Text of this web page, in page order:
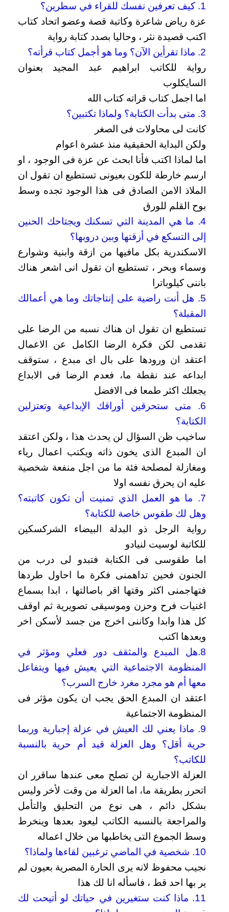
1. كيف تعرفين نفسك للقراء في سطرين؟
عزة رياض شاعرة وكاتبة قصة وعضو اتحاد كتاب
اكتب قصيدة نثر ، وحاليا بصدد كتابة رواية
2. ماذا تقرأين الآن؟
وما هو أجمل كتاب قرأته؟
رواية للكاتب ابراهيم عبد المجيد بعنوان
السايكلوب
اما اجمل كتاب قراته كتاب الله
3. متى بدأت الكتابة؟ ولماذا تكتبين؟
كانت لى محاولات فى الصغر
ولكن البداية الحقيقية منذ عشرة اعوام
اما لماذا اكتب فأنا ابحث عن عزة فى الوجود ، او
ارسم خارطة للكون بعيونى تستطيع ان تقول ان
الملاذ الامن الصادق فى هذا الوجود تجده وسط
بوح القلم للورق
4. ما هي المدينة التي تسكنك ويجتاحك الحنين
إلى التسكع في أزقتها وبين دروبها؟
الاسكندرية بكل مافيها من ازقة وابنية وشوارع
وسماء وبحر ، تستطيع ان تقول انى اشعر هناك
باننى كيلوباترا
5. هل أنت راضية على إنتاجاتك وما هي أعمالك
المقبلة؟
تستطيع ان تقول ان هناك نسبه من الرضا على
تقدمى لكن فكرة الرضا الكامل عن الاعمال
اعتقد ان ورودها على بال اى مبدع ، ستوقف
ابداعه عند نقطة ما، فعدم الرضا فى الابداع
يجعلك اكثر طمعا فى الافضل
6. متى ستحرقين أوراقك الإبداعية وتعتزلين
الكتابة؟
ساخيب ظن السؤال لن يحدث هذا ، ولكن اعتقد
ان المبدع الذى يخون ذاته ويكتب اعمال رياء
ومغازلة لمصلحة فئة ما من اجل منفعة شخصية
عليه ان يحرق نفسه اولا
7. ما هو العمل الذي تمنيت أن تكون كاتبته؟
وهل لك طقوس خاصة للكتابة؟
رواية الرجل ذو البدلة البيضاء الشركسكين
للكاتبة لوسيت لنيادو
اما طقوسى فى الكتابة فتبدو لى درب من
الجنون فحين تداهمنى فكرة ما
احاول طردها
فتهاجمنى اكثر وقتها اقر باصالتها ، ابدا بسماع
اغنيات فرح وحزن وموسيقى تصويرية ثم اوقف
كل هذا وابدا وكاننى اخرج من جسد لأسكن اخر
وبعدها اكتب
8.هل المبدع والمثقف دور فعلي ومؤثر في
المنظومة الاجتماعية التي يعيش فيها ويتفاعل
معها أم هو مجرد مغرد خارج السرب؟
اعتقد ان المبدع الحق يجب ان يكون مؤثر فى
المنظومة الاجتماعية
9. ماذا يعني لك العيش في عزلة إجبارية وربما
حرية أقل؟ وهل العزلة قيد أم حرية بالنسبة
للكاتب؟
العزلة الاجبارية لن تصلح معى عندها ساقرر ان
اتحرر بطريقة ما، اما العزلة من وقت لأخر وليس
بشكل دائم ، هى نوع من التحليق والتأمل
والمراجعة بالنسبه الكاتب ليعود بعدها وينخرط
وسط الجموع التى يخاطبها من خلال اعماله
10. شخصية في الماضي ترغبين لقاءها ولماذا؟
نجيب محفوظ لانه يرى الحارة المصرية بعيون لم
ير بها احد قط ، فاسأله انا لك هذا
11. ماذا كنت ستغيرين في حياتك لو أتيحت لك